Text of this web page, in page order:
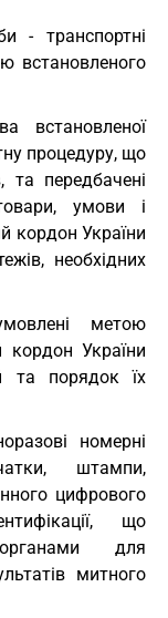
- транспортні
встановленого
встановленої
процедуру, що
та передбачені
умови і
кордон України
необхідних
метою
кордон України
та порядок їх
номерні
штампи,
цифрового
що
для
митного